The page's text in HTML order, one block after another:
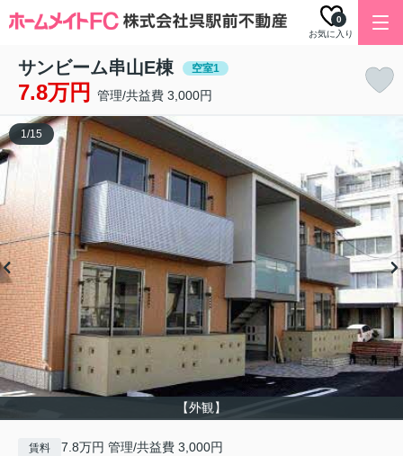
お気に入り
0
サンビーム串山E棟 空室1
7.8万円 管理/共益費 3,000円
【外観】
1/15
賃料 7.8万円 管理/共益費 3,000円